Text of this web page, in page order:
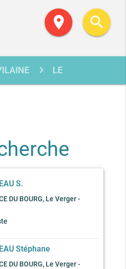
location_on search
LE
S.
DU BOURG, Le Verger -
Stéphane
DU BOURG, Le Verger -